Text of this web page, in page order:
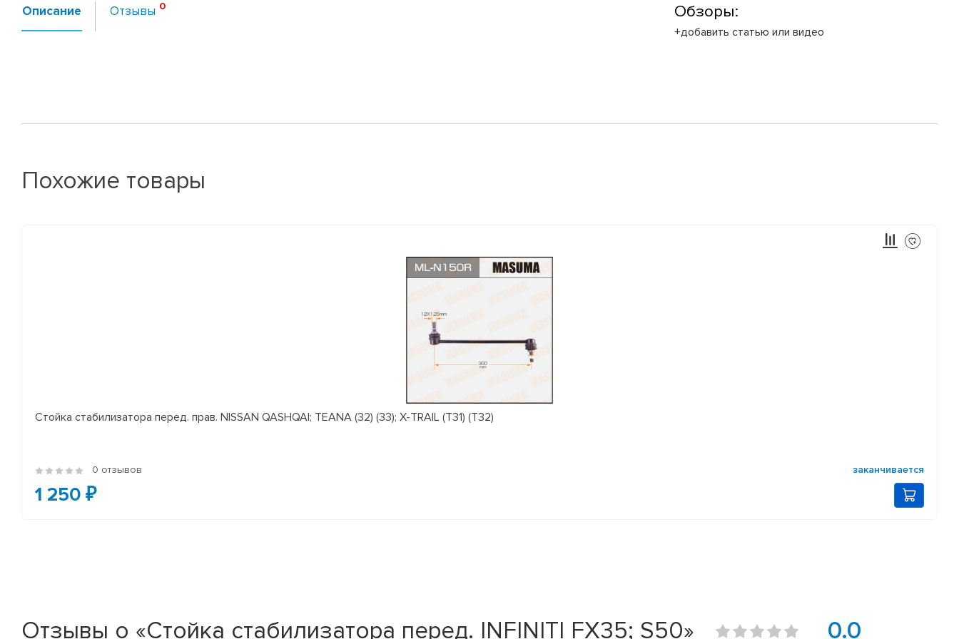
Описание Отзывы Обзоры:
+добавить статью или видео
Похожие товары
Стойка стабилизатора перед. прав. NISSAN QASHQAI; TEANA (32) (33); X-TRAIL (T31) (T32)
0 отзывов заканчивается
1 250 ₽
Отзывы о «Стойка стабилизатора перед. INFINITI FX35; S50» 0.0